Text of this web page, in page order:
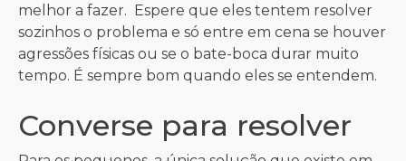
melhor a fazer. Espere que eles tentem resolver
sozinhos o problema e só entre em cena se houver
agressões físicas ou se o bate-boca durar muito
tempo. É sempre bom quando eles se entendem.
Converse para resolver